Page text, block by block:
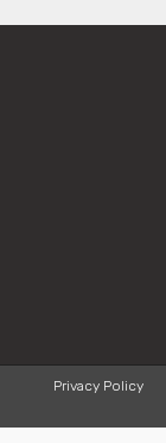
Privacy Policy